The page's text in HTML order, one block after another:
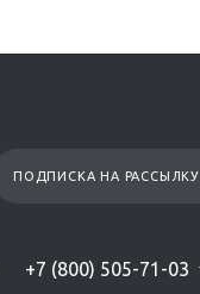
ПОДПИСКА НА РАССЫЛКУ
+7 (800) 505-71-03